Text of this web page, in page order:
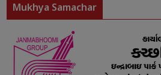
Mukhya Samachar